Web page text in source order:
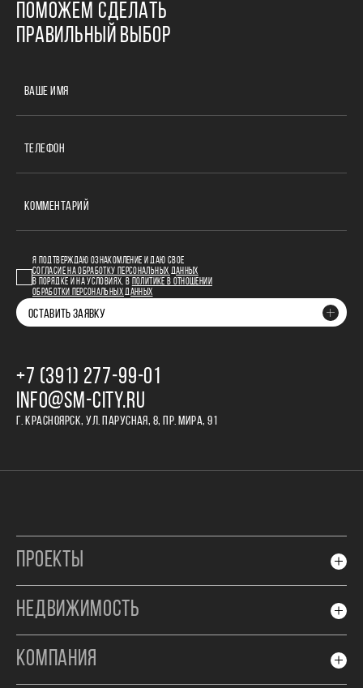
ПОМОЖЕМ СДЕЛАТЬ
ПРАВИЛЬНЫЙ ВЫБОР
ВАШЕ ИМЯ
ТЕЛЕФОН
КОММЕНТАРИЙ
Я ПОДТВЕРЖДАЮ ОЗНАКОМЛЕНИЕ И ДАЮ СВОЕ
СОГЛАСИЕ НА ОБРАБОТКУ ПЕРСОНАЛЬНЫХ ДАННЫХ
В ПОРЯДКЕ И НА УСЛОВИЯХ, В
ПОЛИТИКЕ В ОТНОШЕНИИ
ОБРАБОТКИ ПЕРСОНАЛЬНЫХ ДАННЫХ
ОСТАВИТЬ ЗАЯВКУ
+7 (391) 277‒99‒01
INFO@SM-CITY.RU
Г. КРАСНОЯРСК, УЛ. ПАРУСНАЯ, 8, ПР. МИРА, 91
ПРОЕКТЫ
НЕДВИЖИМОСТЬ
КОМПАНИЯ